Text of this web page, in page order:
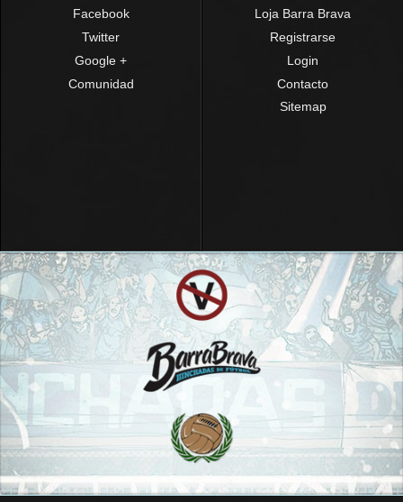
Facebook
Twitter
Google +
Comunidad
Loja Barra Brava
Registrarse
Login
Contacto
Sitemap